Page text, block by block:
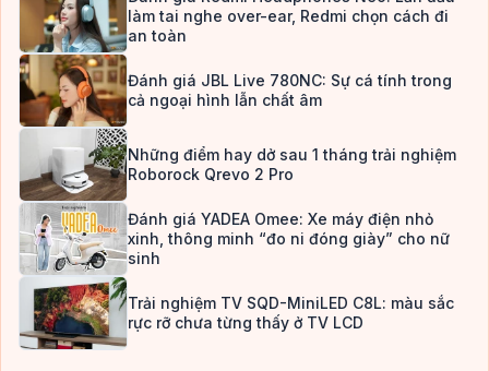
làm tai nghe over-ear, Redmi chọn cách đi
an toàn
Đánh giá JBL Live 780NC: Sự cá tính trong
cả ngoại hình lẫn chất âm
Những điểm hay dở sau 1 tháng trải nghiệm
Roborock Qrevo 2 Pro
Đánh giá YADEA Omee: Xe máy điện nhỏ
xinh, thông minh “đo ni đóng giày” cho nữ
sinh
Trải nghiệm TV SQD-MiniLED C8L: màu sắc
rực rỡ chưa từng thấy ở TV LCD